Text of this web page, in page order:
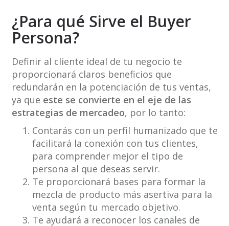
¿Para qué Sirve el Buyer
Persona?
Definir al cliente ideal de tu negocio te
proporcionará claros beneficios que
redundarán en la potenciación de tus ventas,
ya que este se convierte en el eje de las
estrategias de mercadeo, por lo tanto:
Contarás con un perfil humanizado que te
facilitará la conexión con tus clientes,
para comprender mejor el tipo de
persona al que deseas servir.
Te proporcionará bases para formar la
mezcla de producto más asertiva para la
venta según tu mercado objetivo.
Te ayudará a reconocer los canales de